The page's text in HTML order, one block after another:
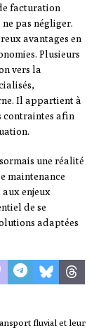
facturation
pas négliger.
avantages en
Plusieurs
vers la
Il appartient à
contraintes afin
une réalité
maintenance
enjeux
de se
adaptées
fluvial et leur